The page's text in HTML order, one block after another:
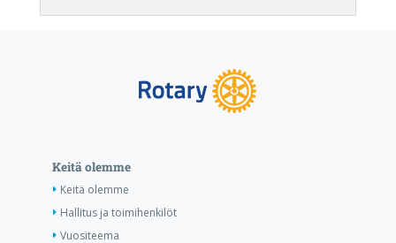
Keitä olemme
Keitä olemme
Hallitus ja toimihenkilöt
Vuositeema